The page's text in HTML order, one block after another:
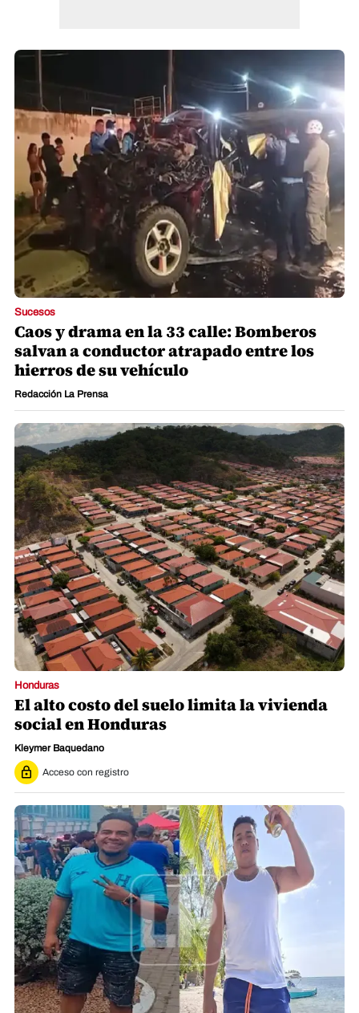
Sucesos
Caos y drama en la 33 calle: Bomberos
salvan a conductor atrapado entre los
hierros de su vehículo
Redacción La Prensa
Honduras
El alto costo del suelo limita la vivienda
social en Honduras
Kleymer Baquedano
Acceso con registro